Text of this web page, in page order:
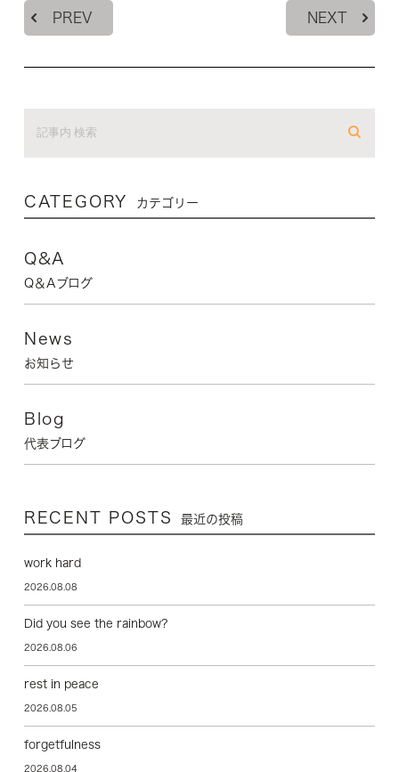
PREV NEXT
CATEGORY カテゴリー
Q&A
Q＆Aブログ
News
お知らせ
Blog
代表ブログ
RECENT POSTS 最近の投稿
work hard
2026.08.08
Did you see the rainbow?
2026.08.06
rest in peace
2026.08.05
forgetfulness
2026.08.04